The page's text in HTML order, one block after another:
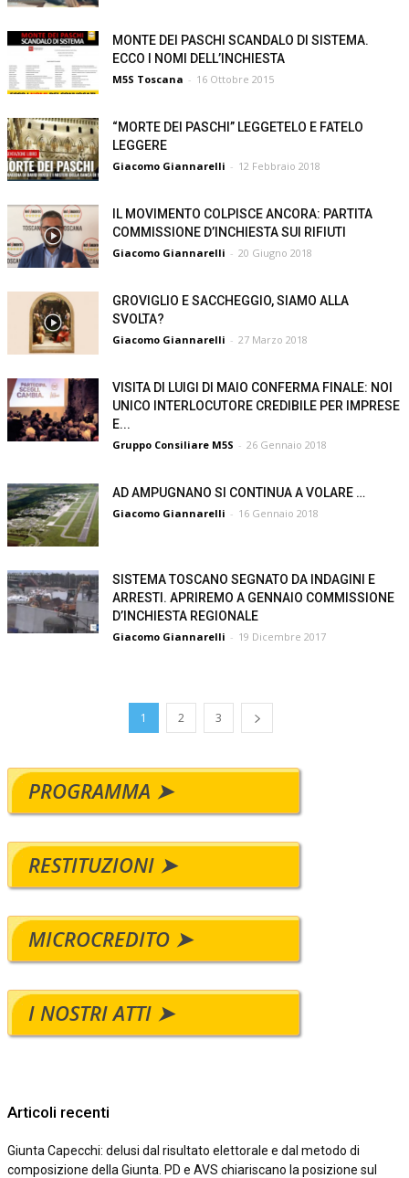
MONTE DEI PASCHI SCANDALO DI SISTEMA.
ECCO I NOMI DELL’INCHIESTA
M5S Toscana - 16 Ottobre 2015
“MORTE DEI PASCHI” LEGGETELO E FATELO
LEGGERE
Giacomo Giannarelli - 12 Febbraio 2018
IL MOVIMENTO COLPISCE ANCORA: PARTITA
COMMISSIONE D’INCHIESTA SUI RIFIUTI
Giacomo Giannarelli - 20 Giugno 2018
GROVIGLIO E SACCHEGGIO, SIAMO ALLA
SVOLTA?
Giacomo Giannarelli - 27 Marzo 2018
VISITA DI LUIGI DI MAIO CONFERMA FINALE: NOI
UNICO INTERLOCUTORE CREDIBILE PER IMPRESE
E...
Gruppo Consiliare M5S - 26 Gennaio 2018
AD AMPUGNANO SI CONTINUA A VOLARE …
Giacomo Giannarelli - 16 Gennaio 2018
SISTEMA TOSCANO SEGNATO DA INDAGINI E
ARRESTI. APRIREMO A GENNAIO COMMISSIONE
D’INCHIESTA REGIONALE
Giacomo Giannarelli - 19 Dicembre 2017
1 2 3
PROGRAMMA ➤
RESTITUZIONI ➤
MICROCREDITO ➤
I NOSTRI ATTI ➤
Articoli recenti
Giunta Capecchi: delusi dal risultato elettorale e dal metodo di
composizione della Giunta. PD e AVS chiariscano la posizione sul